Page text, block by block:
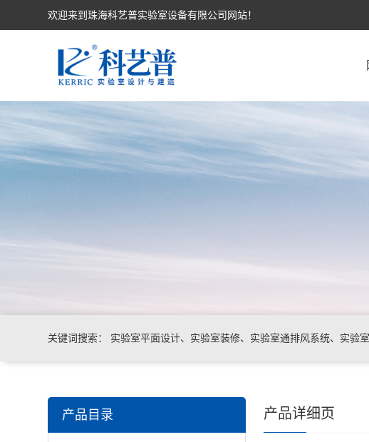
欢迎来到珠海科艺普实验室设备有限公司网站！
关键词搜索： 实验室平面设计、实验室装修、实验室通排风系统、实验
产品目录 产品详细页